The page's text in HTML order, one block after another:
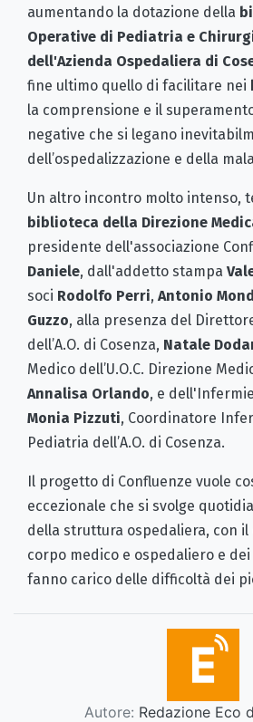
aumentando la dotazione della
Operative di Pediatria e
dell'Azienda Ospedaliera di
fine ultimo quello di facilitare nei
la comprensione e il
negative che si legano
dell’ospedalizzazione e della
Un altro incontro molto intenso,
biblioteca della Direzione
presidente dell'associazione
Daniele, dall'addetto stampa
soci Rodolfo Perri, Antonio
Guzzo, alla presenza del
dell’A.O. di Cosenza, Natale
Medico dell’U.O.C. Direzione
Annalisa Orlando, e
Monia Pizzuti, Coordinatore
Pediatria dell’A.O. di Cosenza.
Il progetto di Confluenze vuole
eccezionale che si svolge
della struttura ospedaliera, con
corpo medico e ospedaliero e
fanno carico delle difficoltà dei
Autore: Redazione Eco